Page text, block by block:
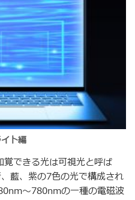
ト編
できる光は可視光と呼ば
藍、紫の7色の光で構成され
～780nmの一種の電磁波